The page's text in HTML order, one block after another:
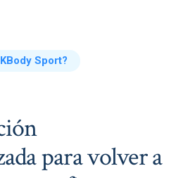
Sport?
para volver a